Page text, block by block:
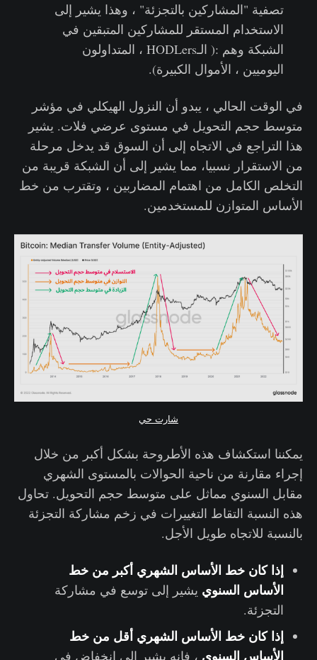
تصفية "المشاركين بالتجزئة" ، وهذا يشير إلى
الاستخدام المستقر للمشاركين المتبقين في
الشبكة وهم :( الـHODLers ، المتداولون
اليوميين ، الأموال الكبيرة).
في الوقت الحالي ، يبدو أن النزول الهيكلي في مؤشر
متوسط ​​حجم التحويل في مستوى عرضي فلات. يشير
هذا التراجع في الاتجاه إلى أن السوق قد يدخل مرحلة
من الاستقرار نسبيا، مما يشير إلى أن الشبكة قريبة من
التخلص الكامل من اهتمام المضاربين ، وتقترب من خط
الأساس المتوازن للمستخدمين.
شارت حي
يمكننا استكشاف هذه الأطروحة بشكل أكبر من خلال
إجراء مقارنة من ناحية الحوالات بالمستوى الشهري
مقابل السنوي مماثل على متوسط ​​حجم التحويل. تحاول
هذه النسبة التقاط التغييرات في زخم مشاركة التجزئة
بالنسبة للاتجاه طويل الأجل.
إذا كان خط الأساس الشهري أكبر من خط
الأساس السنوي يشير إلى توسع في مشاركة
التجزئة.
إذا كان خط الأساس الشهري أقل من خط
الأساس السنوي ، فإنه يشير إلى انخفاض في